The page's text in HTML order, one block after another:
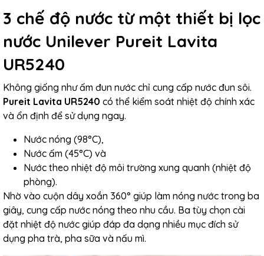
3 chế độ nước từ một thiết bị lọc
nước Unilever Pureit Lavita
UR5240
Không giống như ấm đun nước chỉ cung cấp nước đun sôi.
Pureit Lavita UR5240 có thể kiểm soát nhiệt độ chính xác
và ổn định để sử dụng ngay.
Nước nóng (98°C),
Nước ấm (45°C) và
Nước theo nhiệt độ môi trường xung quanh (nhiệt độ
phòng).
Nhờ vào cuộn dây xoắn 360° giúp làm nóng nước trong ba
giây, cung cấp nước nóng theo nhu cầu. Ba tùy chọn cài
đặt nhiệt độ nước giúp đáp đa dạng nhiều mục đích sử
dụng pha trà, pha sữa và nấu mì.